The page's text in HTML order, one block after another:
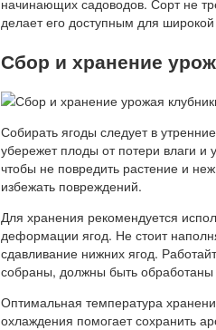
начинающих садоводов. Сорт не
делает его доступным для
Сбор и хранение
Собирать ягоды следует в
убережет плоды от потери влаги и
чтобы не повредить растение и
избежать повреждений.
Для хранения рекомендуется
деформации ягод. Не стоит
сдавливание нижних ягод.
собраны, должны быть обработаны
Оптимальная температура
охлаждения помогает сохранить